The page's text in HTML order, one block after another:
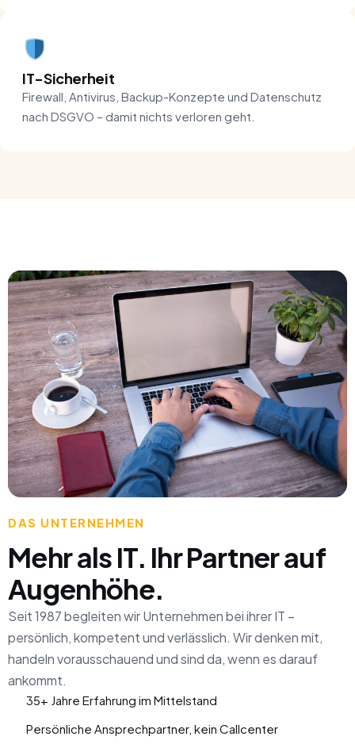
IT-Sicherheit
Firewall, Antivirus, Backup-Konzepte und Datenschutz
nach DSGVO – damit nichts verloren geht.
DAS UNTERNEHMEN
Mehr als IT. Ihr Partner auf
Augenhöhe.
Seit 1987 begleiten wir Unternehmen bei ihrer IT –
persönlich, kompetent und verlässlich. Wir denken mit,
handeln vorausschauend und sind da, wenn es darauf
ankommt.
35+ Jahre Erfahrung im Mittelstand
Persönliche Ansprechpartner, kein Callcenter